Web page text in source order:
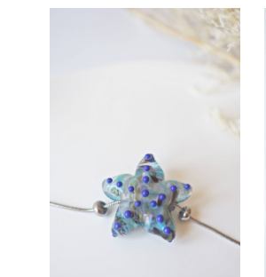
plusieurs
variations.
Les
peuvent
être
page